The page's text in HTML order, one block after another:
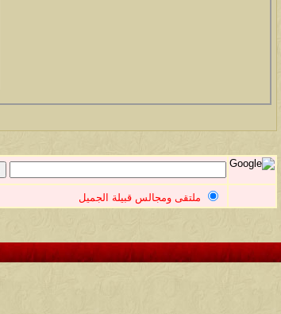
ملتقى ومجالس قبيلة الجميل